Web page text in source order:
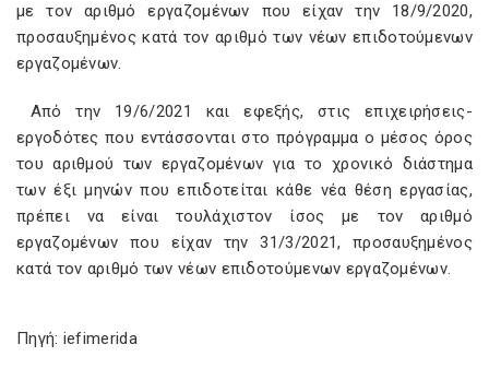
με τον αριθμό εργαζομένων που είχαν την 18/9/2020,
προσαυξημένος κατά τον αριθμό των νέων επιδοτούμενων
εργαζομένων.
Από την 19/6/2021 και εφεξής, στις επιχειρήσεις-
εργοδότες που εντάσσονται στο πρόγραμμα ο μέσος όρος
του αριθμού των εργαζομένων για το χρονικό διάστημα
των έξι μηνών που επιδοτείται κάθε νέα θέση εργασίας,
πρέπει να είναι τουλάχιστον ίσος με τον αριθμό
εργαζομένων που είχαν την 31/3/2021, προσαυξημένος
κατά τον αριθμό των νέων επιδοτούμενων εργαζομένων.
Πηγή: iefimerida